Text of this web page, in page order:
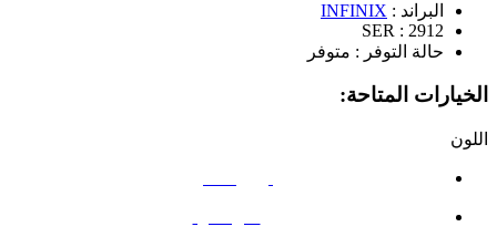
البراند : INFINIX
SER : 2912
حالة التوفر : متوفر
الخيارات المتاحة:
اللون